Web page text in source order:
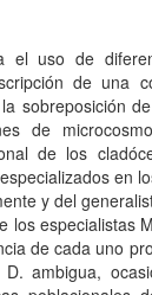
el uso de
de una
sobreposición
de
de los
en
y del
los especialistas
de cada uno
ambigua,